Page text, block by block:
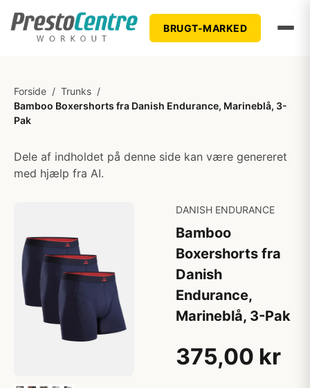
BRUGT-MARKED
Forside / Trunks /
Bamboo Boxershorts fra Danish Endurance, Marineblå, 3-
Pak
Dele af indholdet på denne side kan være genereret
med hjælp fra AI.
DANISH ENDURANCE
Bamboo
Boxershorts fra
Danish
Endurance,
Marineblå, 3-Pak
375,00 kr